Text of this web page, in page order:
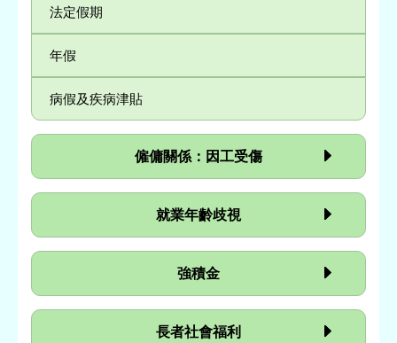
法定假期
年假
病假及疾病津貼
僱傭關係：因工受傷
就業年齡歧視
強積金
長者社會福利